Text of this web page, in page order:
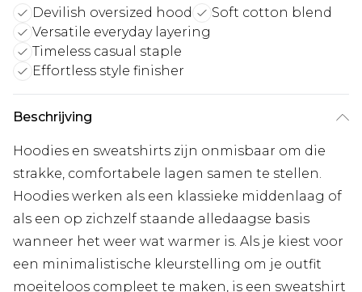
Devilish oversized hood
Soft cotton blend
Versatile everyday layering
Timeless casual staple
Effortless style finisher
Beschrijving
Hoodies en sweatshirts zijn onmisbaar om die
strakke, comfortabele lagen samen te stellen.
Hoodies werken als een klassieke middenlaag of
als een op zichzelf staande alledaagse basis
wanneer het weer wat warmer is. Als je kiest voor
een minimalistische kleurstelling om je outfit
moeiteloos compleet te maken, is een sweatshirt